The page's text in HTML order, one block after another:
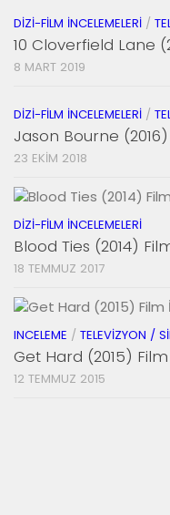
DIZI-FILM İNCELEMELERI /
10 Cloverfield Lane
8 MART 2019
DIZI-FILM İNCELEMELERI /
Jason Bourne
23 EKIM 2018
DIZI-FILM İNCELEMELERI
Blood Ties (2014)
18 TEMMUZ 2017
INCELEME / TELEVIZYON /
Get Hard (2015)
12 TEMMUZ 2015